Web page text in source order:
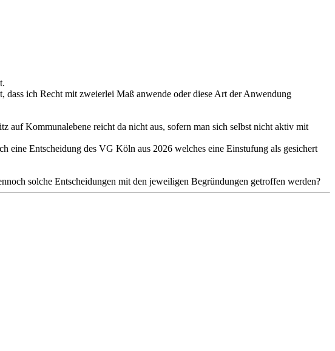
ich Recht mit zweierlei Maß anwende oder diese Art der Anwendung
auf Kommunalebene reicht da nicht aus, sofern man sich selbst nicht aktiv mit
eine Entscheidung des VG Köln aus 2026 welches eine Einstufung als gesichert
solche Entscheidungen mit den jeweiligen Begründungen getroffen werden?